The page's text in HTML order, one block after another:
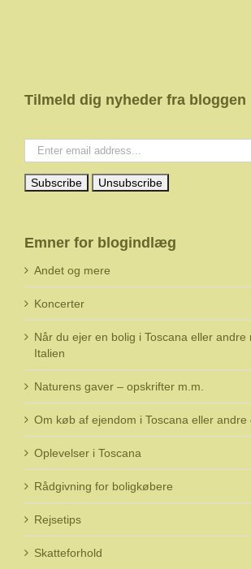
Tilmeld dig nyheder fra bloggen
Emner for blogindlæg
Andet og mere
Koncerter
Når du ejer en bolig i Toscana eller andre
Italien
Naturens gaver – opskrifter m.m.
Om køb af ejendom i Toscana eller andre
Oplevelser i Toscana
Rådgivning for boligkøbere
Rejsetips
Skatteforhold